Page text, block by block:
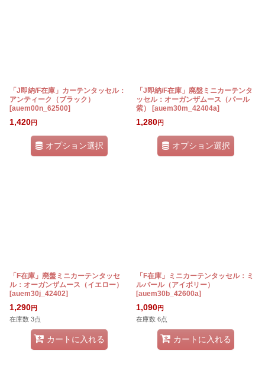
「J即納/F在庫」カーテンタッセル：
アンティーク（ブラック）
[auem00n_62500]
1,420円
オプション選択
「J即納/F在庫」廃盤ミニカーテンタ
ッセル：オーガンザムース（パール
紫）
[auem30m_42404a]
1,280円
オプション選択
「F在庫」廃盤ミニカーテンタッセ
ル：オーガンザムース（イエロー）
[auem30j_42402]
1,290円
在庫数 3点
カートに入れる
「F在庫」ミニカーテンタッセル：ミ
ルパール（アイボリー）
[auem30b_42600a]
1,090円
在庫数 6点
カートに入れる